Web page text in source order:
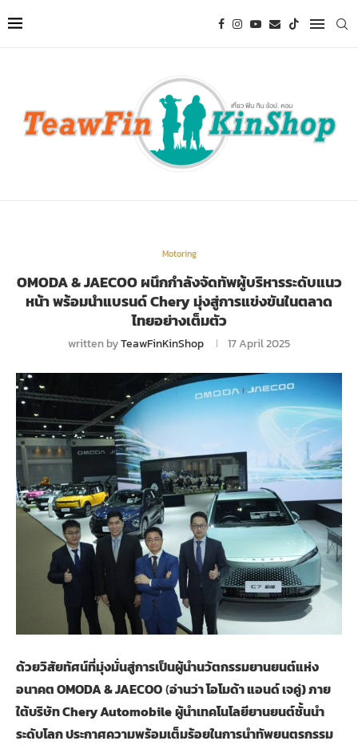
Motoring
OMODA & JAECOO ผนึกกำลังจัดทัพผู้บริหารระดับแนว
หน้า พร้อมนำแบรนด์ Chery มุ่งสู่การแข่งขันในตลาด
ไทยอย่างเต็มตัว
written byTeawFinKinShop 17 April 2025
ด้วยวิสัยทัศน์ที่มุ่งมั่นสู่การเป็นผู้นำนวัตกรรมยานยนต์แห่ง
อนาคต OMODA & JAECOO(อ่านว่า โอโมด้า แอนด์ เจคู่) ภาย
ใต้บริษัท Chery Automobileผู้นำเทคโนโลยียานยนต์ชั้นนำ
ระดับโลก ประกาศความพร้อมเต็มร้อยในการนำทัพยนตรกรรม